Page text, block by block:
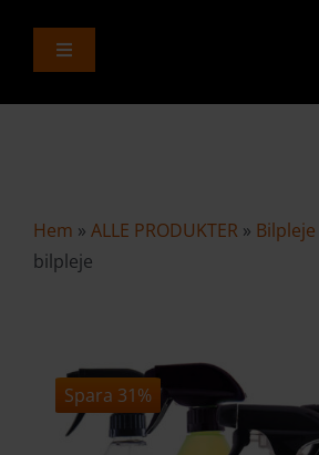
Toggle
ALLE PRODUKTER
VAREKURV
Hem » ALLE PRODUKTER » Bilpleje
bilpleje
Spara 31%